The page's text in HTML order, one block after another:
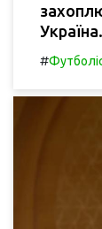
Україна.
#